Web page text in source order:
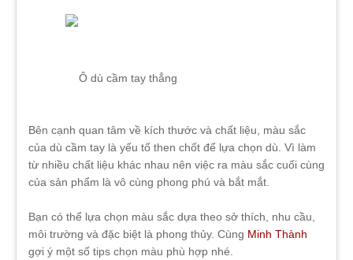
Ô dù cầm tay thẳng
Bên cạnh quan tâm về kích thước và chất liệu, màu sắc
của dù cầm tay là yếu tố then chốt để lựa chọn dù. Vì làm
từ nhiều chất liệu khác nhau nên việc ra màu sắc cuối cùng
của sản phẩm là vô cùng phong phú và bắt mắt.
Bạn có thể lựa chọn màu sắc dựa theo sở thích, nhu cầu,
môi trường và đặc biệt là phong thủy. Cùng Minh Thành
gợi ý một số tips chọn màu phù hợp nhé.